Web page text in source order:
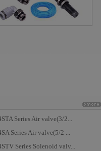
Series Air valve(3/2...
Series Air valve(5/2 ...
Series Solenoid valv...